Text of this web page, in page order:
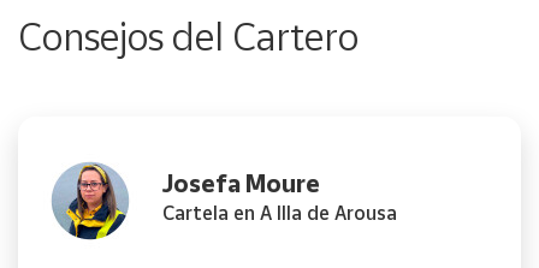
Consejos del Cartero
Josefa Moure
Cartela en A Illa de Arousa